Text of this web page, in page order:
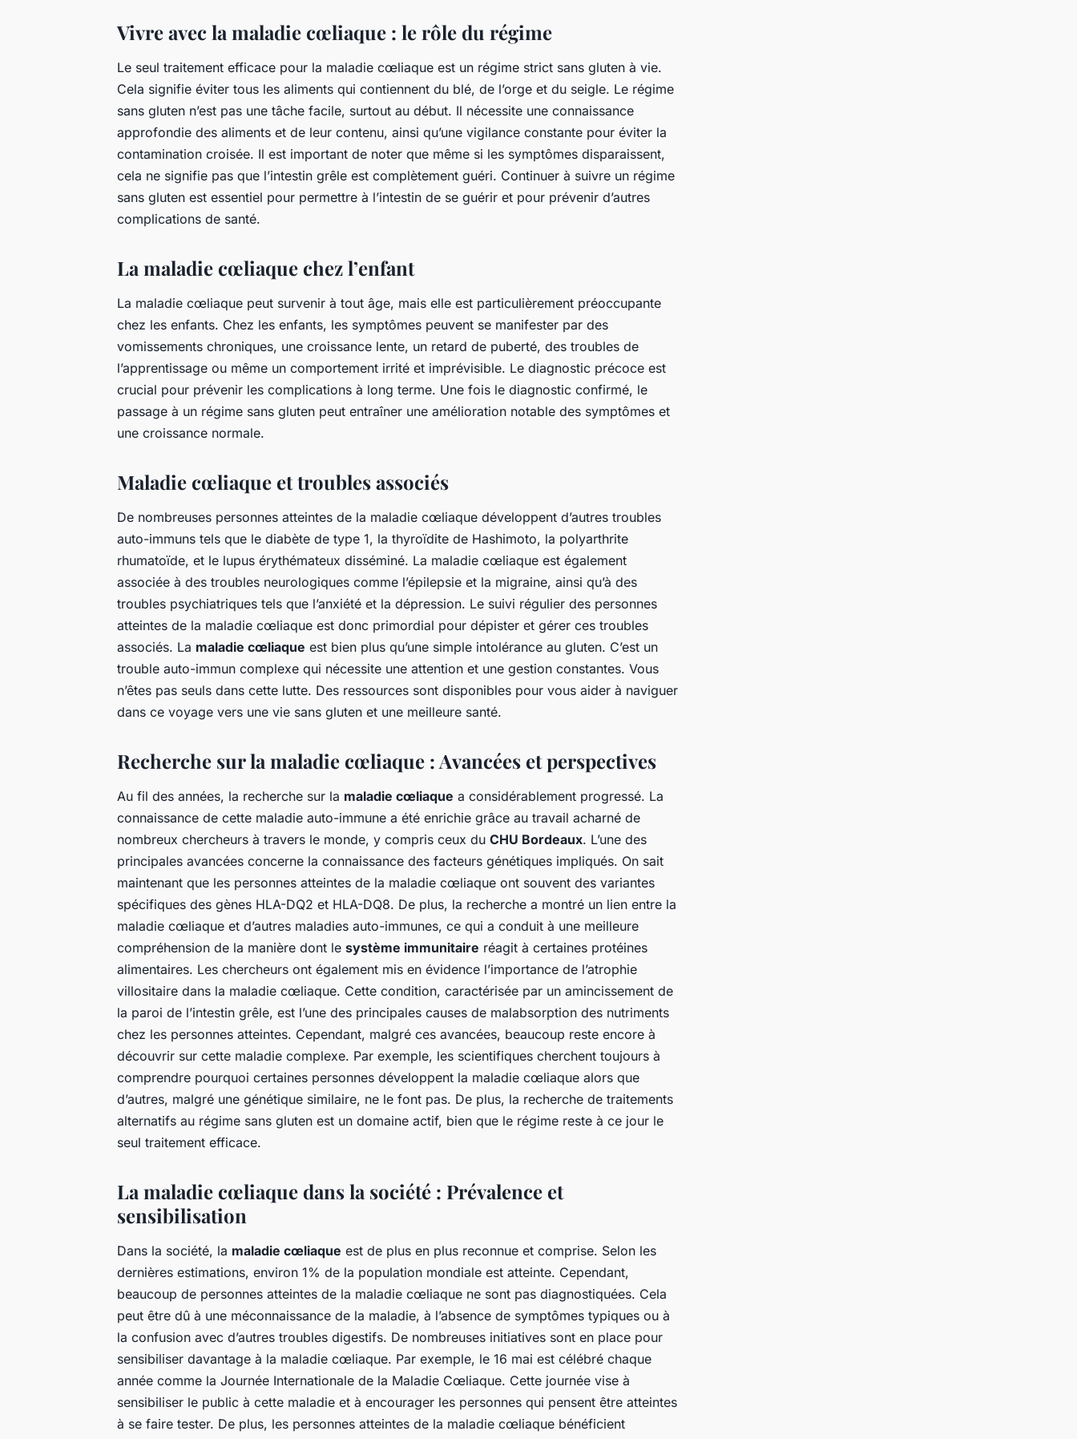
Vivre avec la maladie cœliaque : le rôle du régime
Le seul traitement efficace pour la maladie cœliaque est un régime strict sans gluten à vie.
Cela signifie éviter tous les aliments qui contiennent du blé, de l’orge et du seigle. Le régime
sans gluten n’est pas une tâche facile, surtout au début. Il nécessite une connaissance
approfondie des aliments et de leur contenu, ainsi qu’une vigilance constante pour éviter la
contamination croisée. Il est important de noter que même si les symptômes disparaissent,
cela ne signifie pas que l’intestin grêle est complètement guéri. Continuer à suivre un régime
sans gluten est essentiel pour permettre à l’intestin de se guérir et pour prévenir d’autres
complications de santé.
La maladie cœliaque chez l’enfant
La maladie cœliaque peut survenir à tout âge, mais elle est particulièrement préoccupante
chez les enfants. Chez les enfants, les symptômes peuvent se manifester par des
vomissements chroniques, une croissance lente, un retard de puberté, des troubles de
l’apprentissage ou même un comportement irrité et imprévisible. Le diagnostic précoce est
crucial pour prévenir les complications à long terme. Une fois le diagnostic confirmé, le
passage à un régime sans gluten peut entraîner une amélioration notable des symptômes et
une croissance normale.
Maladie cœliaque et troubles associés
De nombreuses personnes atteintes de la maladie cœliaque développent d’autres troubles
auto-immuns tels que le diabète de type 1, la thyroïdite de Hashimoto, la polyarthrite
rhumatoïde, et le lupus érythémateux disséminé. La maladie cœliaque est également
associée à des troubles neurologiques comme l’épilepsie et la migraine, ainsi qu’à des
troubles psychiatriques tels que l’anxiété et la dépression. Le suivi régulier des personnes
atteintes de la maladie cœliaque est donc primordial pour dépister et gérer ces troubles
associés. La maladie cœliaque est bien plus qu’une simple intolérance au gluten. C’est un
trouble auto-immun complexe qui nécessite une attention et une gestion constantes. Vous
n’êtes pas seuls dans cette lutte. Des ressources sont disponibles pour vous aider à naviguer
dans ce voyage vers une vie sans gluten et une meilleure santé.
Recherche sur la maladie cœliaque : Avancées et perspectives
Au fil des années, la recherche sur la maladie cœliaque a considérablement progressé. La
connaissance de cette maladie auto-immune a été enrichie grâce au travail acharné de
nombreux chercheurs à travers le monde, y compris ceux du CHU Bordeaux. L’une des
principales avancées concerne la connaissance des facteurs génétiques impliqués. On sait
maintenant que les personnes atteintes de la maladie cœliaque ont souvent des variantes
spécifiques des gènes HLA-DQ2 et HLA-DQ8. De plus, la recherche a montré un lien entre la
maladie cœliaque et d’autres maladies auto-immunes, ce qui a conduit à une meilleure
compréhension de la manière dont le système immunitaire réagit à certaines protéines
alimentaires. Les chercheurs ont également mis en évidence l’importance de l’atrophie
villositaire dans la maladie cœliaque. Cette condition, caractérisée par un amincissement de
la paroi de l’intestin grêle, est l’une des principales causes de malabsorption des nutriments
chez les personnes atteintes. Cependant, malgré ces avancées, beaucoup reste encore à
découvrir sur cette maladie complexe. Par exemple, les scientifiques cherchent toujours à
comprendre pourquoi certaines personnes développent la maladie cœliaque alors que
d’autres, malgré une génétique similaire, ne le font pas. De plus, la recherche de traitements
alternatifs au régime sans gluten est un domaine actif, bien que le régime reste à ce jour le
seul traitement efficace.
La maladie cœliaque dans la société : Prévalence et
sensibilisation
Dans la société, la maladie cœliaque est de plus en plus reconnue et comprise. Selon les
dernières estimations, environ 1% de la population mondiale est atteinte. Cependant,
beaucoup de personnes atteintes de la maladie cœliaque ne sont pas diagnostiquées. Cela
peut être dû à une méconnaissance de la maladie, à l’absence de symptômes typiques ou à
la confusion avec d’autres troubles digestifs. De nombreuses initiatives sont en place pour
sensibiliser davantage à la maladie cœliaque. Par exemple, le 16 mai est célébré chaque
année comme la Journée Internationale de la Maladie Cœliaque. Cette journée vise à
sensibiliser le public à cette maladie et à encourager les personnes qui pensent être atteintes
à se faire tester. De plus, les personnes atteintes de la maladie cœliaque bénéficient